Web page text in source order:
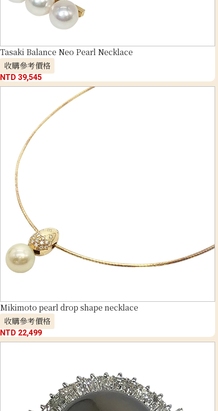
Tasaki Balance Neo Pearl Necklace
收購參考價格
NTD 39,545
Mikimoto pearl drop shape necklace
收購參考價格
NTD 22,499